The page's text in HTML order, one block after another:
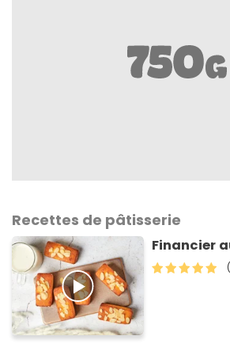
Recettes de pâtisserie
Financier